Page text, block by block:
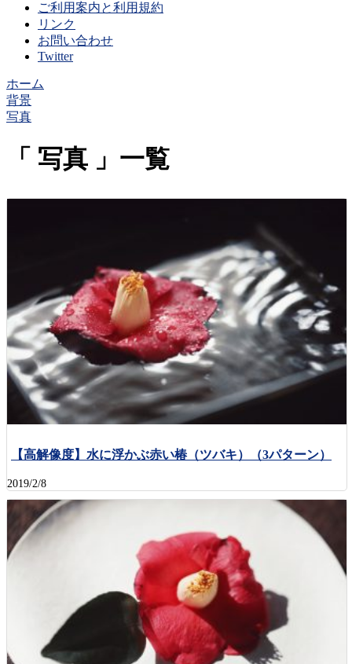
ご利用案内と利用規約
リンク
お問い合わせ
Twitter
ホーム
背景
写真
写真 一覧
【高解像度】水に浮かぶ赤い椿（ツバキ）（3パターン）
2019/2/8